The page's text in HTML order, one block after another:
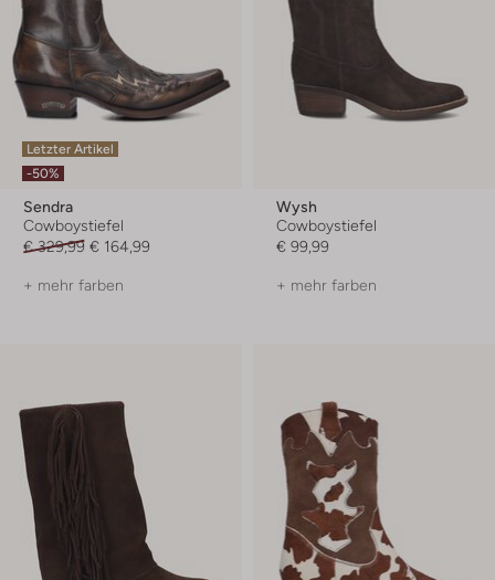
Letzter Artikel
-50%
Sendra
Cowboystiefel
€ 329,99 € 164,99
+ mehr farben
Wysh
Cowboystiefel
€ 99,99
+ mehr farben